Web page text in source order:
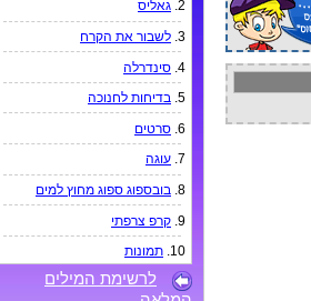
2. גאליס
3. לשבור את הקרח
4. סינדרלה
5. בדיחות לחנוכה
6. סרטים
7. עוגה
8. בובספוג ספוג מחוץ למים
9. קרפ צרפתי
10. תמונות
לרשימת המילים